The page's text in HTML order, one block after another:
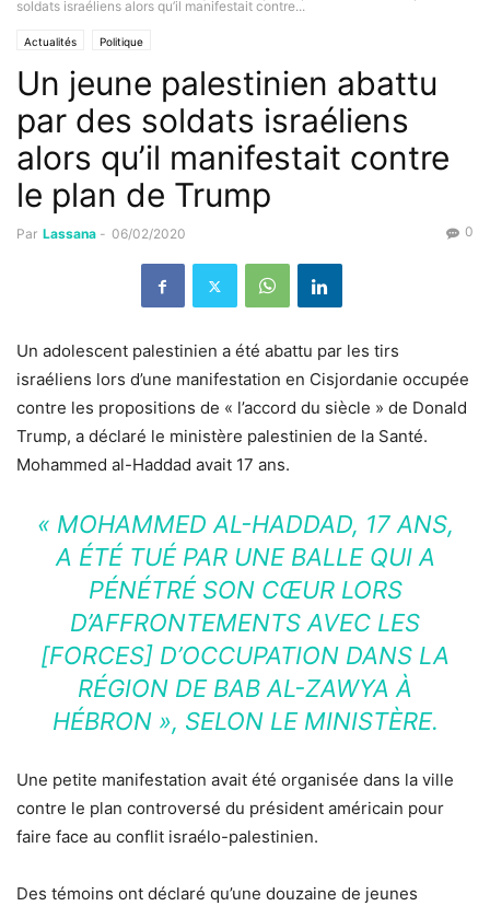
soldats israéliens alors qu’il manifestait contre...
Actualités Politique
Un jeune palestinien abattu
par des soldats israéliens
alors qu’il manifestait contre
le plan de Trump
Par Lassana - 06/02/2020 0
Un adolescent palestinien a été abattu par les tirs
israéliens lors d’une manifestation en Cisjordanie occupée
contre les propositions de « l’accord du siècle » de Donald
Trump, a déclaré le ministère palestinien de la Santé.
Mohammed al-Haddad avait 17 ans.
« MOHAMMED AL-HADDAD, 17 ANS,
A ÉTÉ TUÉ PAR UNE BALLE QUI A
PÉNÉTRÉ SON CŒUR LORS
D’AFFRONTEMENTS AVEC LES
[FORCES] D’OCCUPATION DANS LA
RÉGION DE BAB AL-ZAWYA À
HÉBRON », SELON LE MINISTÈRE.
Une petite manifestation avait été organisée dans la ville
contre le plan controversé du président américain pour
faire face au conflit israélo-palestinien.
Des témoins ont déclaré qu’une douzaine de jeunes